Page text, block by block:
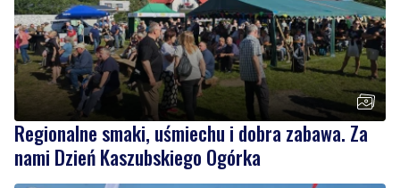
Regionalne smaki, uśmiechu i dobra zabawa. Za
nami Dzień Kaszubskiego Ogórka